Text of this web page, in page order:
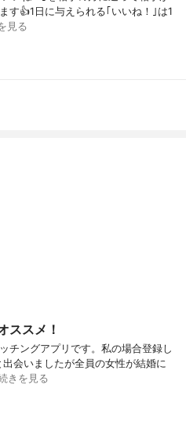
す👍1日に与えられる｢いいね！｣は1
見る
ススメ！
チングアプリです。私の場合登録し
会いましたが全員の女性が結婚に
きを見る